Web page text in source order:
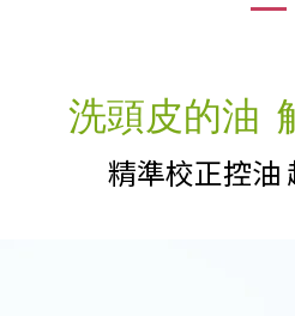
洗頭皮的油
精準校正控油